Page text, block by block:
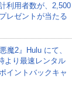
利用者数が、2,500
レゼントが当たる
魔2』Hulu にて、
より最速レンタル
イントバックキャ